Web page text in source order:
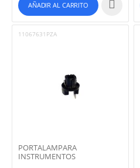
AÑADIR AL CARRITO
11067631PZA
PORTALAMPARA
INSTRUMENTOS